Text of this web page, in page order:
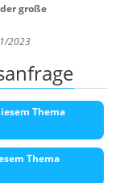
große
2023
Thema
Thema